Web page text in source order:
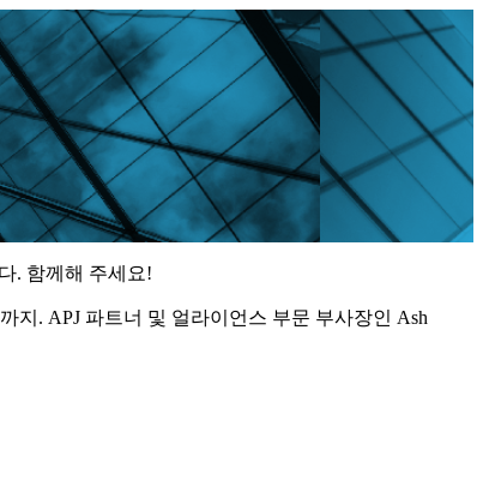
. 함께해 주세요!
지. APJ 파트너 및 얼라이언스 부문 부사장인 Ash